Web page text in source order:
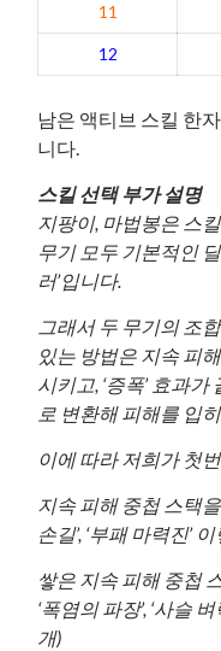
11
12
남은 액티브 스킬 한
니다.
스킬 선택 부가 설명
지팡이, 마법봉은 스
무기 모두 기본적인
러’입니다.
그래서 두 무기의 조
있는 방법은 지속 피
시키고, ‘증폭’ 효과
로 변환해 피해를 입
이에 따라저희가 첫
지속 피해 중첩 스택을
손길’, ‘부패 마력진’
쌓은 지속 피해 중첩
‘폭염의 파장’, ‘사슬
개)